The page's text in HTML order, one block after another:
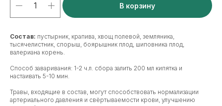
В корзину
Состав: пустырник, крапива, хвощ полевой, земляника,
тысячелистник, спорыш, боярышник плод, шиповника плод,
валериана корень.
Способ заваривания: 1-2 ч.л. сбора залить 200 мл кипятка и
настаивать 5-10 мин.
Травы, входящие в состав, могут способствовать нормализации
артериального давления и свёртываемости крови, улучшению